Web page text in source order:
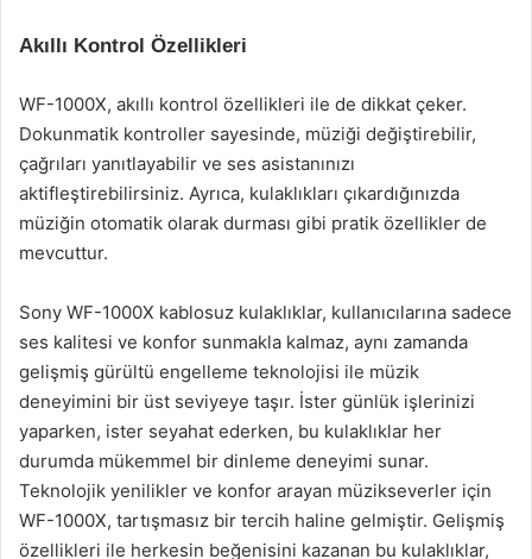
Akıllı Kontrol Özellikleri
WF-1000X, akıllı kontrol özellikleri ile de dikkat çeker.
Dokunmatik kontroller sayesinde, müziği değiştirebilir,
çağrıları yanıtlayabilir ve ses asistanınızı
aktifleştirebilirsiniz. Ayrıca, kulaklıkları çıkardığınızda
müziğin otomatik olarak durması gibi pratik özellikler de
mevcuttur.
Sony WF-1000X kablosuz kulaklıklar, kullanıcılarına sadece
ses kalitesi ve konfor sunmakla kalmaz, aynı zamanda
gelişmiş gürültü engelleme teknolojisi ile müzik
deneyimini bir üst seviyeye taşır. İster günlük işlerinizi
yaparken, ister seyahat ederken, bu kulaklıklar her
durumda mükemmel bir dinleme deneyimi sunar.
Teknolojik yenilikler ve konfor arayan müzikseverler için
WF-1000X, tartışmasız bir tercih haline gelmiştir. Gelişmiş
özellikleri ile herkesin beğenisini kazanan bu kulaklıklar,